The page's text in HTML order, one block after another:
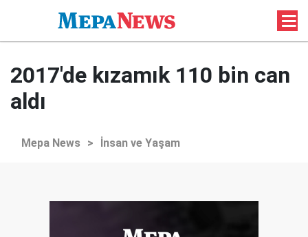
2017'de kızamık 110 bin can
aldı
Mepa News > İnsan ve Yaşam